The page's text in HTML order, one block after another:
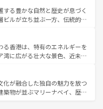
ほしい。 なお、新着の韓国情報はコンテンツ一
代の建物も、独特の雰囲気を
ラエティの豊かさとおいしさで
ベトナムコーヒーなどは、ぜ
地域を訪れてもあたたかい人々
で、きっと忘れられない旅にな
る豊かな自然と歴史が息づく
ビルが立ち並ぶ一方、伝統的な
ではチェンマイなどの山岳地
ではプーケットやクラビの美し
楽しむことができる。タイ料理
、どの季節にも異なる楽しみ
いタイの人々、仏教を中心とし
資源が、訪れる旅人を魅了し続
る香港は、特有のエネルギーを
湾に広がる壮大な景色、近未来
はず。観光スポットが密集し
を回れるのも魅力。息をのむよ
まで、香港を存分に楽しみ尽く
化が融合した独自の魅力を放つ
築物が並ぶマリーナベイ、歴史